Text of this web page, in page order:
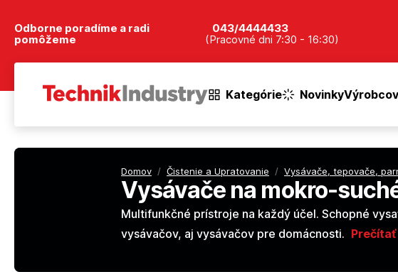
Odborne poradíme a radi
pomôžeme
043/4444433
(Pracovné dni 7:30 - 16:30)
Kategórie Novinky
Domov / Čistenie a Upratovanie / Vysávače, tepovače,
Vysávače na mokro-
Multifunkčné prístroje na každý účel. Schopné
vysávačov, aj vysávačov pre domácnosti. Prečítať